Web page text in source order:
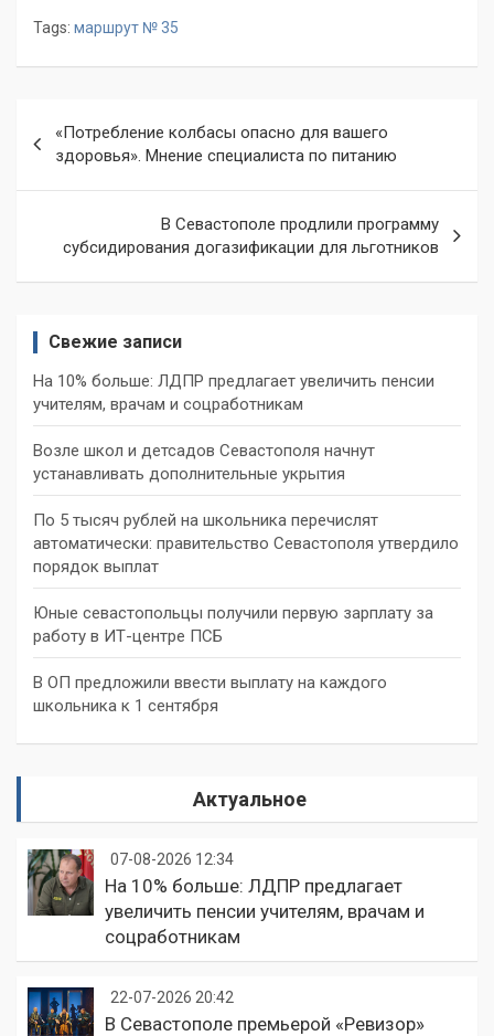
Tags: маршрут № 35
по
записям
«Потребление колбасы опасно для вашего
здоровья». Мнение специалиста по питанию
В Севастополе продлили программу
субсидирования догазификации для льготников
Свежие записи
На 10% больше: ЛДПР предлагает увеличить пенсии
учителям, врачам и соцработникам
Возле школ и детсадов Севастополя начнут
устанавливать дополнительные укрытия
По 5 тысяч рублей на школьника перечислят
автоматически: правительство Севастополя утвердило
порядок выплат
Юные севастопольцы получили первую зарплату за
работу в ИТ-центре ПСБ
В ОП предложили ввести выплату на каждого
школьника к 1 сентября
Актуальное
07-08-2026 12:34
На 10% больше: ЛДПР предлагает
увеличить пенсии учителям, врачам и
соцработникам
22-07-2026 20:42
В Севастополе премьерой «Ревизор»